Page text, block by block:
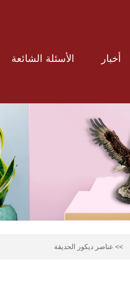
أخبار الأسئلة الشائعة
عناصر ديكور الحديقة